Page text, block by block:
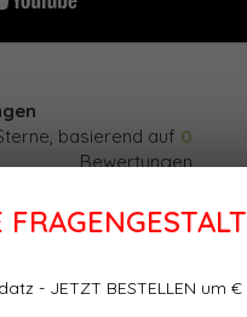
- JETZT BESTELLEN um
basierend auf 0
Bewertungen